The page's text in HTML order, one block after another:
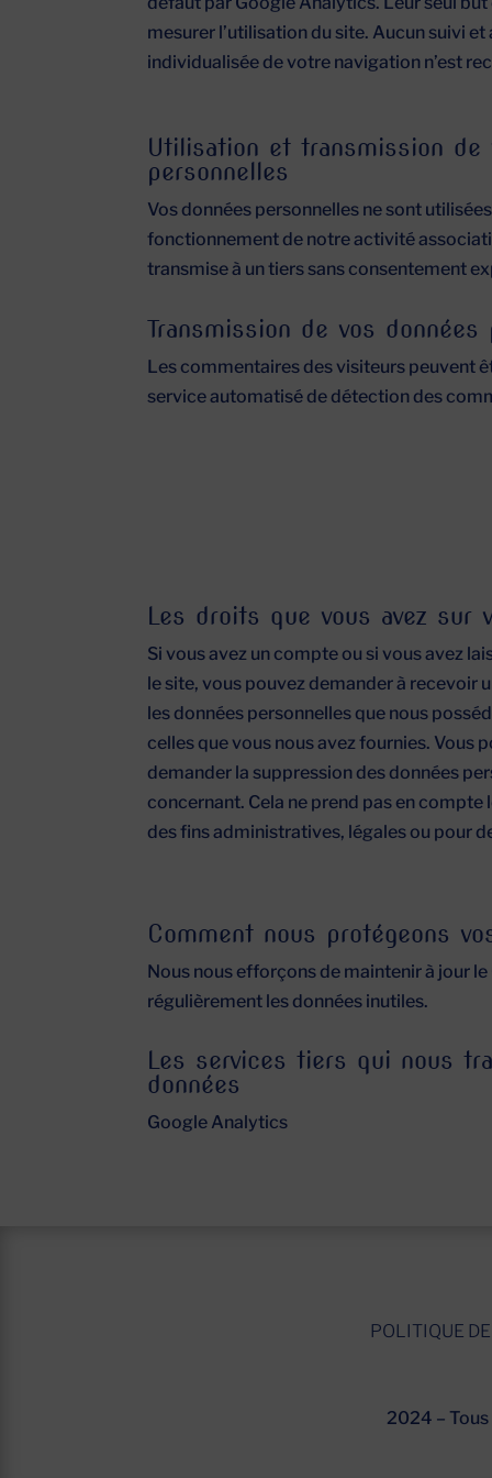
mesurer l’utilisation du site. Aucun suivi et
individualisée de votre navigation n’est
Utilisation et transmission de
personnelles
Vos données personnelles ne sont
fonctionnement de notre activité
transmise à un tiers sans consentement
Transmission de vos données
Les commentaires des visiteurs peuvent
service automatisé de détection des
Les droits que vous avez sur
Si vous avez un compte ou si vous avez
le site, vous pouvez demander à recevoir
les données personnelles que nous
celles que vous nous avez fournies. Vous
demander la suppression des données
concernant. Cela ne prend pas en compte
des fins administratives, légales ou pour
Comment nous protégeons
Nous nous efforçons de maintenir à jour
régulièrement les données inutiles.
Les services tiers qui nous
données
Google Analytics
POLITIQUE
2024 –